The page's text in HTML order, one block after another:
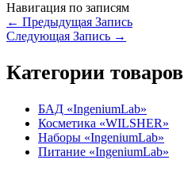
Навигация по записям
← Предыдущая Запись
Следующая Запись →
Категории товаров
БАД «IngeniumLab»
Косметика «WILSHER»
Наборы «IngeniumLab»
Питание «IngeniumLab»